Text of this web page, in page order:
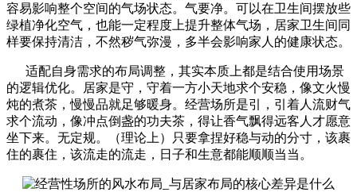
容易影响整个空间的气场状态。气要净。可以在卫生间摆放些
绿植净化空气，也能一定程度上提升整体气场，居家卫生间同
样要保持清洁，不然秽气弥漫，多半会影响家人的健康状态。
适配自身需求的布局调整，其实本质上都是结合使用场景
的逻辑优化。居家是守，守着一方小天地求个安稳，像文火慢
炖的煮茶，慢慢品就足够暖身。经营场所是引，引着人流财气
求个流动，像冲点倒盏的功夫茶，得让香气飘得远客人才愿意
坐下来。无定规。（理论上）只要拿捏好稳与动的分寸，该裹
住的裹住，该流走的流走，日子和生意都能顺顺当当。